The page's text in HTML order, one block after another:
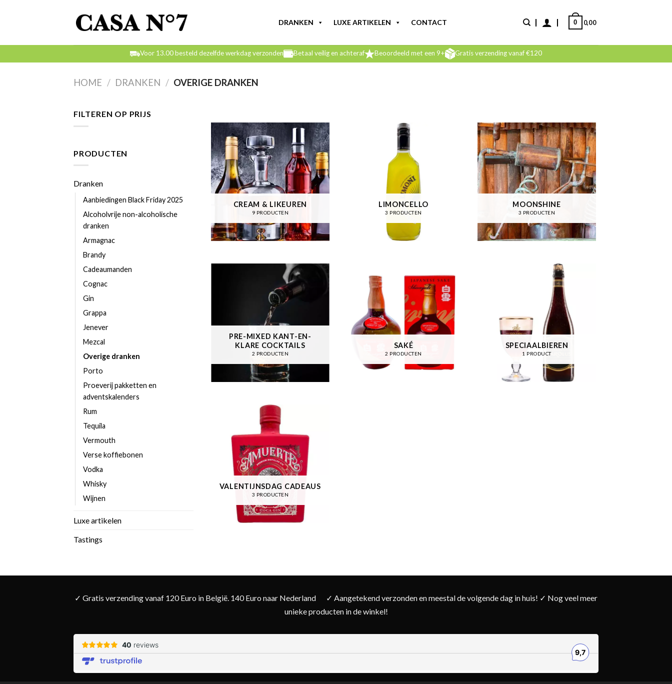
DRANKEN LUXE ARTIKELEN CONTACT 0,00
0
Voor 13.00 besteld dezelfde werkdag verzonden Betaal veilig en achteraf Beoordeeld met een 9+ Gratis verzending vanaf €120
HOME / DRANKEN / OVERIGE DRANKEN
FILTEREN OP PRIJS
PRODUCTEN
Dranken
Aanbiedingen Black Friday 2025
Alcoholvrije non-alcoholische
dranken
Armagnac
Brandy
Cadeaumanden
Cognac
Gin
Grappa
Jenever
Mezcal
Overige dranken
Porto
Proeverij pakketten en
adventskalenders
Rum
Tequila
Vermouth
Verse koffiebonen
Vodka
Whisky
Wijnen
Luxe artikelen
Tastings
CREAM & LIKEUREN
9 PRODUCTEN
LIMONCELLO
3 PRODUCTEN
MOONSHINE
3 PRODUCTEN
PRE-MIXED KANT-EN-
KLARE COCKTAILS
2 PRODUCTEN
SAKÉ
2 PRODUCTEN
SPECIAALBIEREN
1 PRODUCT
VALENTIJNSDAG CADEAUS
3 PRODUCTEN
✓ Gratis verzending vanaf 120 Euro in België. 140 Euro naar Nederland
✓ Aangetekend verzonden en meestal de volgende dag in huis! ✓ Nog veel meer
unieke producten in de winkel!